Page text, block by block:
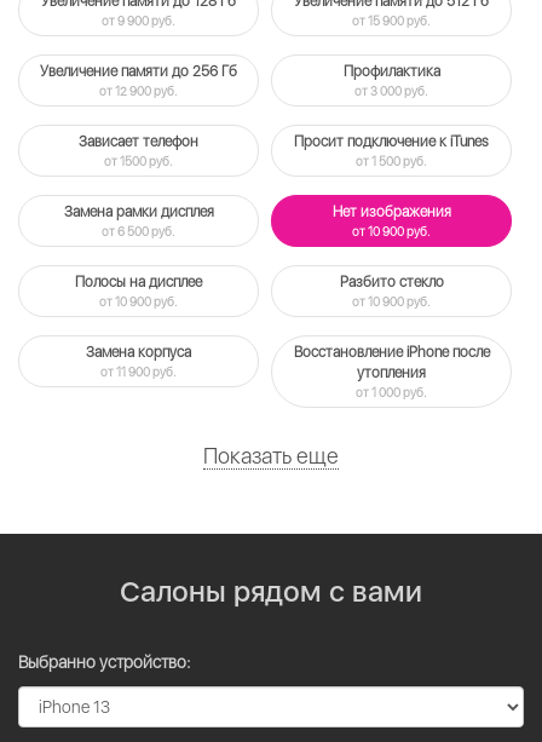
от 9 900 руб. от 15 900 руб.
Увеличение памяти до 256 Гб
от 12 900 руб.
Профилактика
от 3 000 руб.
Зависает телефон
от 1500 руб.
Просит подключение к iTunes
от 1 500 руб.
Замена рамки дисплея
от 6 500 руб.
Нет изображения
от 10 900 руб.
Полосы на дисплее
от 10 900 руб.
Разбито стекло
от 10 900 руб.
Замена корпуса
от 11 900 руб.
Восстановление iPhone после
утопления
от 1 000 руб.
Показать еще
Салоны рядом с вами
Выбранно устройство: